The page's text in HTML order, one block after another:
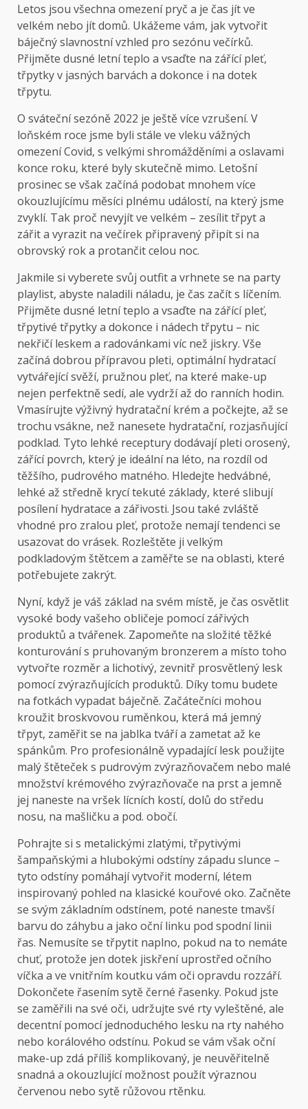
Letos jsou všechna omezení pryč a je čas jít ve
velkém nebo jít domů. Ukážeme vám, jak vytvořit
báječný slavnostní vzhled pro sezónu večírků.
Přijměte dusné letní teplo a vsaďte na zářící pleť,
třpytky v jasných barvách a dokonce i na dotek
třpytu.
O sváteční sezóně 2022 je ještě více vzrušení. V
loňském roce jsme byli stále ve vleku vážných
omezení Covid, s velkými shromážděními a oslavami
konce roku, které byly skutečně mimo. Letošní
prosinec se však začíná podobat mnohem více
okouzlujícímu měsíci plnému událostí, na který jsme
zvyklí. Tak proč nevyjít ve velkém – zesílit třpyt a
zářit a vyrazit na večírek připravený připít si na
obrovský rok a protančit celou noc.
Jakmile si vyberete svůj outfit a vrhnete se na party
playlist, abyste naladili náladu, je čas začít s líčením.
Přijměte dusné letní teplo a vsaďte na zářící pleť,
třpytivé třpytky a dokonce i nádech třpytu – nic
nekřičí leskem a radovánkami víc než jiskry. Vše
začíná dobrou přípravou pleti, optimální hydratací
vytvářející svěží, pružnou pleť, na které make-up
nejen perfektně sedí, ale vydrží až do ranních hodin.
Vmasírujte výživný hydratační krém a počkejte, až se
trochu vsákne, než nanesete hydratační, rozjasňující
podklad. Tyto lehké receptury dodávají pleti orosený,
zářící povrch, který je ideální na léto, na rozdíl od
těžšího, pudrového matného. Hledejte hedvábné,
lehké až středně krycí tekuté základy, které slibují
posílení hydratace a zářivosti. Jsou také zvláště
vhodné pro zralou pleť, protože nemají tendenci se
usazovat do vrásek. Rozleštěte ji velkým
podkladovým štětcem a zaměřte se na oblasti, které
potřebujete zakrýt.
Nyní, když je váš základ na svém místě, je čas osvětlit
vysoké body vašeho obličeje pomocí zářivých
produktů a tvářenek. Zapomeňte na složité těžké
konturování s pruhovaným bronzerem a místo toho
vytvořte rozměr a lichotivý, zevnitř prosvětlený lesk
pomocí zvýrazňujících produktů. Díky tomu budete
na fotkách vypadat báječně. Začátečníci mohou
kroužit broskvovou ruměnkou, která má jemný
třpyt, zaměřit se na jablka tváří a zametat až ke
spánkům. Pro profesionálně vypadající lesk použijte
malý štěteček s pudrovým zvýrazňovačem nebo malé
množství krémového zvýrazňovače na prst a jemně
jej naneste na vršek lícních kostí, dolů do středu
nosu, na mašličku a pod. obočí.
Pohrajte si s metalickými zlatými, třpytivými
šampaňskými a hlubokými odstíny západu slunce –
tyto odstíny pomáhají vytvořit moderní, létem
inspirovaný pohled na klasické kouřové oko. Začněte
se svým základním odstínem, poté naneste tmavší
barvu do záhybu a jako oční linku pod spodní linii
řas. Nemusíte se třpytit naplno, pokud na to nemáte
chuť, protože jen dotek jiskření uprostřed očního
víčka a ve vnitřním koutku vám oči opravdu rozzáří.
Dokončete řasením sytě černé řasenky. Pokud jste
se zaměřili na své oči, udržujte své rty vyleštěné, ale
decentní pomocí jednoduchého lesku na rty nahého
nebo korálového odstínu. Pokud se vám však oční
make-up zdá příliš komplikovaný, je neuvěřitelně
snadná a okouzlující možnost použít výraznou
červenou nebo sytě růžovou rtěnku.